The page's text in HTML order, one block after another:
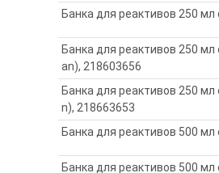
Банка для реактивов 250 мл
Банка для реактивов 250 мл
an), 218603656
Банка для реактивов 250 мл
n), 218663653
Банка для реактивов 500 мл
Банка для реактивов 500 мл